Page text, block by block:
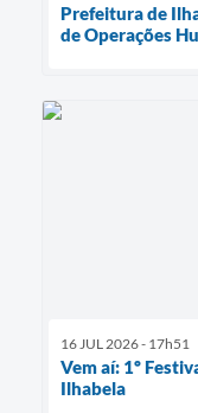
Prefeitura de
de Operações
16 JUL 2026 - 17h51
Vem aí: 1º
Ilhabela